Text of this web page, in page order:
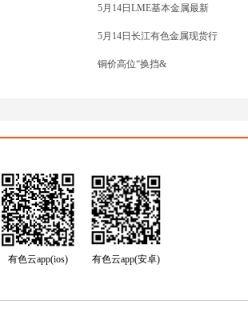
计镁价仍
5月14日LME基本金属最新
5月14日长江有色金属现货行
铜价高位“换挡&
有色云app(ios) 有色云app(安卓)